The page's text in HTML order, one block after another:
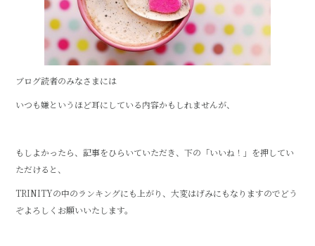
ブログ読者のみなさまには
いつも嫌というほど耳にしている内容かもしれませんが、
もしよかったら、記事をひらいていただき、下の「いいね！」を押してい
ただけると、
TRINITYの中のランキングにも上がり、大変はげみにもなりますのでどう
ぞよろしくお願いいたします。